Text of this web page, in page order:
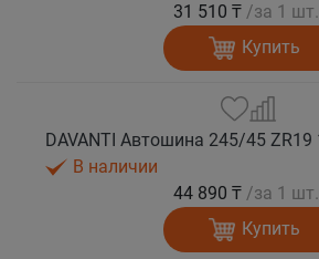
31 510 ₸ /за 1 шт.
Купить
В наличии
44 890 ₸ /за 1 шт.
Купить